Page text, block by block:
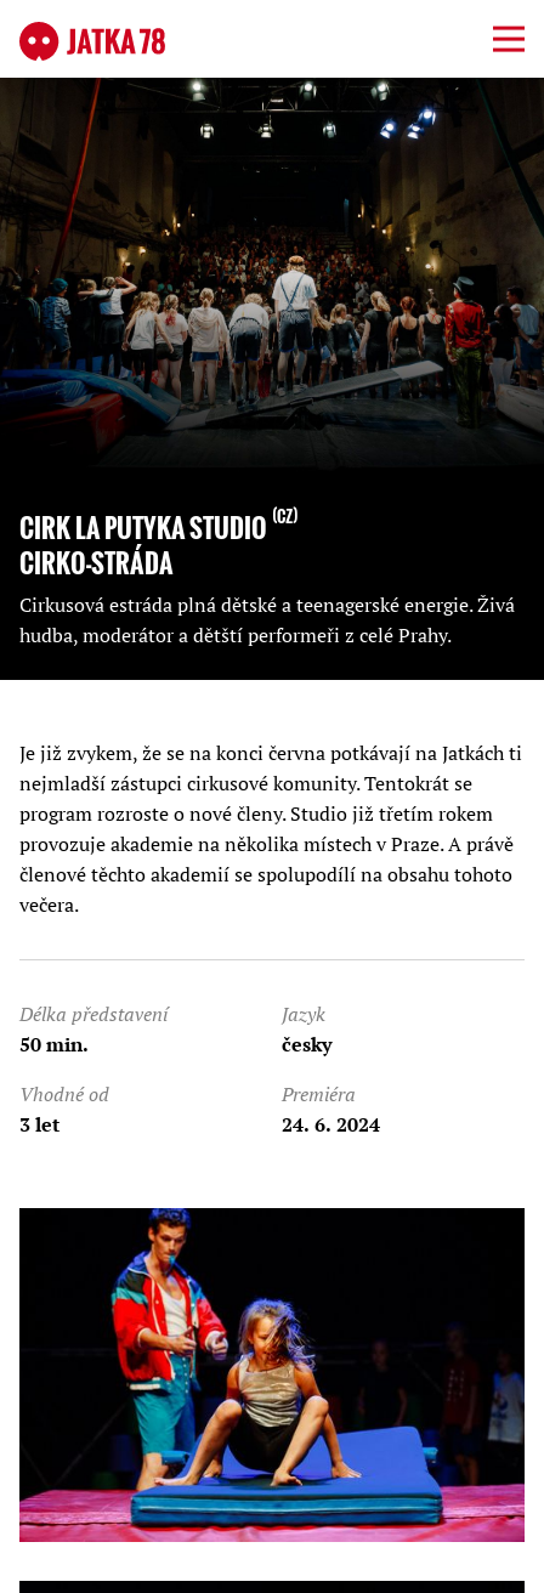
CIRK LA PUTYKA STUDIO CZ
CIRKO-STRÁDA
Cirkusová estráda plná dětské a teenagerské energie. Živá
hudba, moderátor a dětští performeři z celé Prahy.
Je již zvykem, že se na konci června potkávají na Jatkách ti
nejmladší zástupci cirkusové komunity. Tentokrát se
program rozroste o nové členy. Studio již třetím rokem
provozuje akademie na několika místech v Praze. A právě
členové těchto akademií se spolupodílí na obsahu tohoto
večera.
Délka představení
50 min.
Vhodné od
3 let
Jazyk
česky
Premiéra
24. 6. 2024